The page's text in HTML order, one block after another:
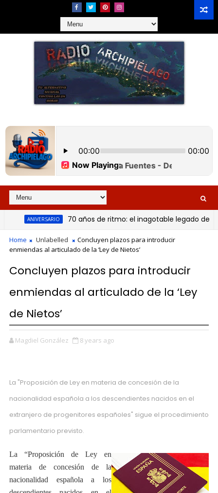
ANIVERSARIO 70 años de ritmo: el inagotable legado de la
Home Unlabelled
Concluyen plazos para introducir
enmiendas al articulado de la ‘Ley de Nietos’
Concluyen plazos para introducir
enmiendas al articulado de la ‘Ley
de Nietos’
Magdiel González 8 years ago
La "Proposición de Ley en materia de concesión de la
nacionalidad española a los descendientes nacidos en el
extranjero de progenitores españoles" sigue el procedimiento
parlamentario previsto.
La “Proposición de Ley en
materia de concesión de la
nacionalidad española a los